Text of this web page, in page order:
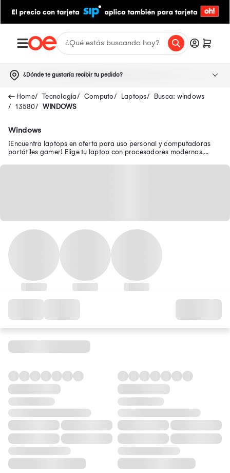
¿Dónde te gustaría recibir tu pedido?
Tecnologia Computo Laptops
Busca: windows
13580
WINDOWS
Windows
¡Encuentra laptops en oferta para uso personal y computadoras
portátiles gamer! Elige tu laptop con procesadores modernos,